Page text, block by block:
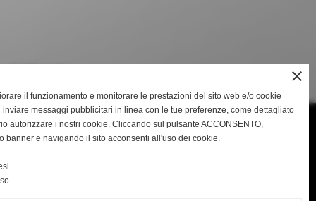
su tutto il territorio di Niscemi,
diversi anni ed opera sempre nel
close
il funzionamento e monitorare le prestazioni del sito web e/o cookie
messaggi pubblicitari in linea con le tue preferenze, come dettagliato
autorizzare i nostri cookie. Cliccando sul pulsante ACCONSENTO,
banner e navigando il sito acconsenti all'uso dei cookie.